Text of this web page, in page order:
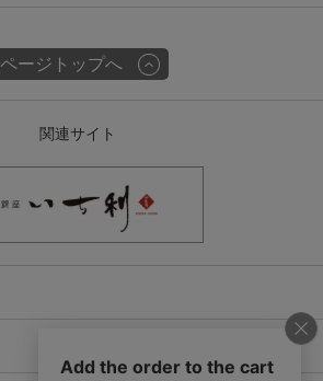
ページトップへ
関連サイト